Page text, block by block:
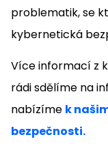
problematik, se
kybernetická
Více informací z
rádi sdělíme na
nabízíme k
bezpečnosti.